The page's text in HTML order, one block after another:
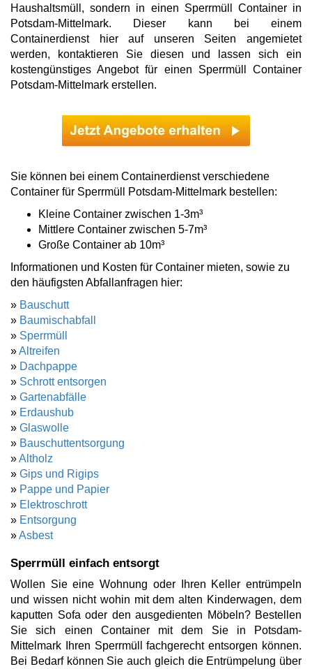
Haushaltsmüll, sondern in einen Sperrmüll Container in
Potsdam-Mittelmark. Dieser kann bei einem
Containerdienst hier auf unseren Seiten angemietet
werden, kontaktieren Sie diesen und lassen sich ein
kostengünstiges Angebot für einen Sperrmüll Container
Potsdam-Mittelmark erstellen.
Sie können bei einem Containerdienst verschiedene
Container für Sperrmüll Potsdam-Mittelmark bestellen:
Kleine Container zwischen 1-3m³
Mittlere Container zwischen 5-7m³
Große Container ab 10m³
Informationen und Kosten für Container mieten, sowie zu
den häufigsten Abfallanfragen hier:
» Bauschutt
» Baumischabfall
» Sperrmüll
»Altreifen
» Dachpappe
» Schrott entsorgen
» Gartenabfälle
» Erdaushub
» Glaswolle
» Bauschuttentsorgung
»Altholz
» Gips und Rigips
» Pappe und Papier
» Elektroschrott
» Entsorgung
»Asbest
Sperrmüll einfach entsorgt
Wollen Sie eine Wohnung oder Ihren Keller entrümpeln
und wissen nicht wohin mit dem alten Kinderwagen, dem
kaputten Sofa oder den ausgedienten Möbeln? Bestellen
Sie sich einen Container mit dem Sie in Potsdam-
Mittelmark Ihren Sperrmüll fachgerecht entsorgen können.
Bei Bedarf können Sie auch gleich die Entrümpelung über